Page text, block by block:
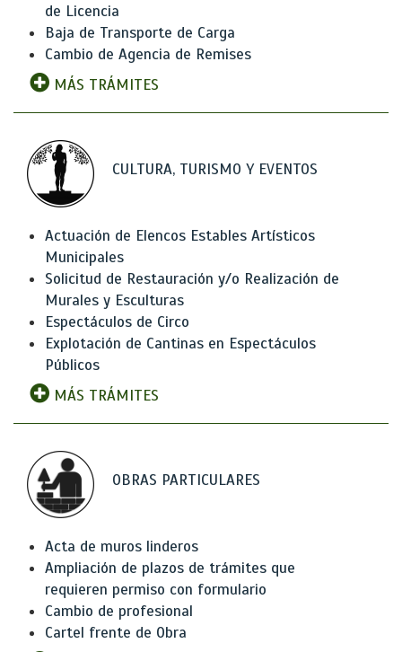
de Licencia
Baja de Transporte de Carga
Cambio de Agencia de Remises
MÁS TRÁMITES
CULTURA, TURISMO Y EVENTOS
Actuación de Elencos Estables Artísticos
Municipales
Solicitud de Restauración y/o Realización de
Murales y Esculturas
Espectáculos de Circo
Explotación de Cantinas en Espectáculos
Públicos
MÁS TRÁMITES
OBRAS PARTICULARES
Acta de muros linderos
Ampliación de plazos de trámites que
requieren permiso con formulario
Cambio de profesional
Cartel frente de Obra